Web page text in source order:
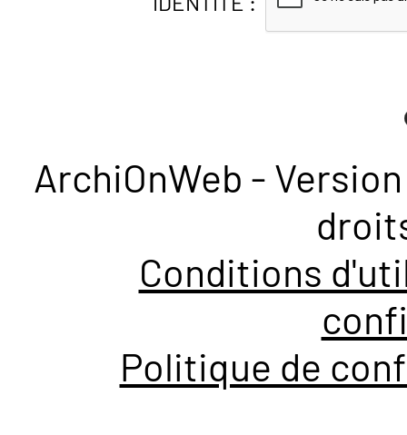
ArchiOnWeb -
Conditions
Politique de